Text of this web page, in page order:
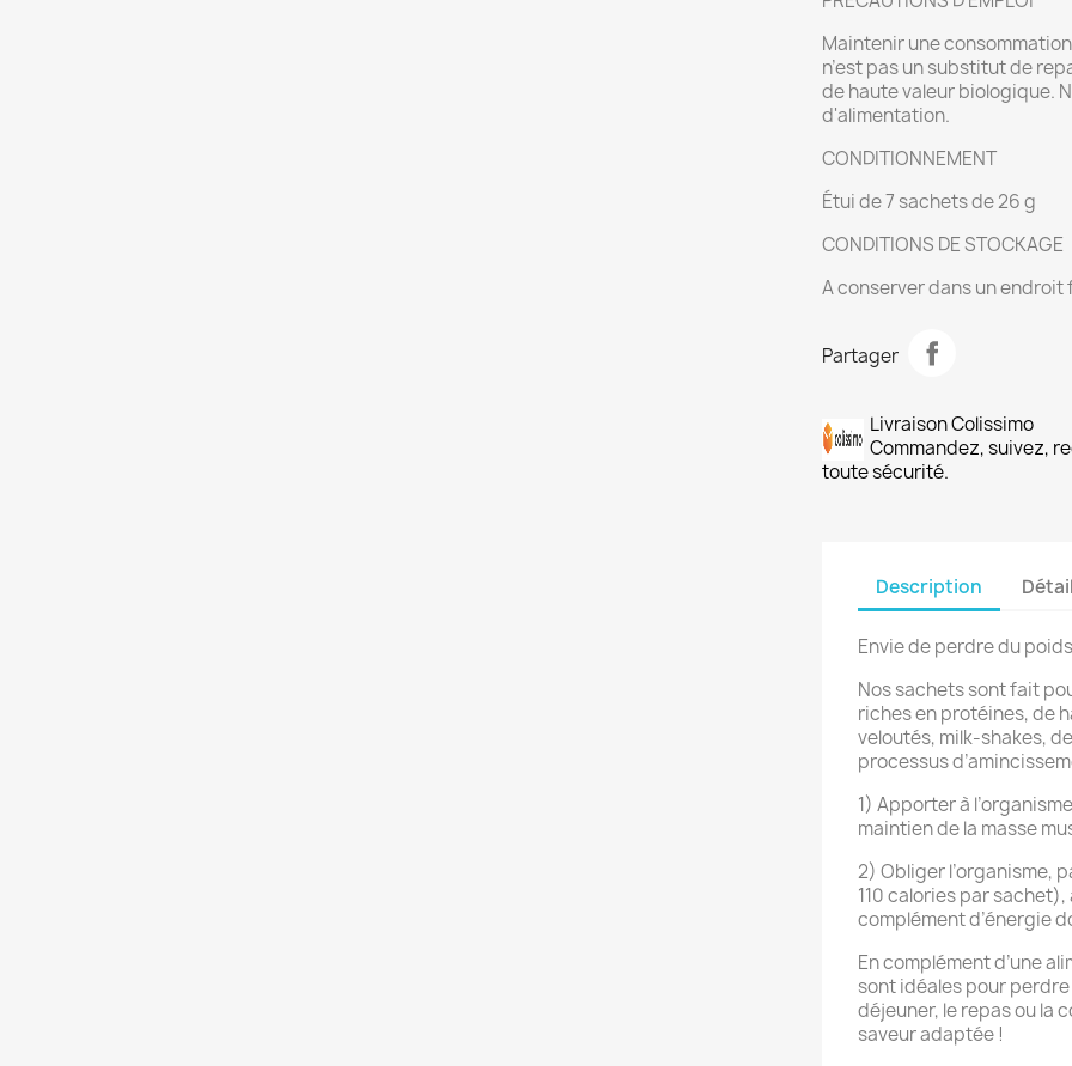
Maintenir une
n’est pas un substitut de
de haute valeur biologique.
d'alimentation.
CONDITIONNEMENT
Étui de 7 sachets de 26 g
CONDITIONS DE STOCKAGE
A conserver dans un endroit
Partager
Livraison Colissimo
Commandez, suivez,
toute sécurité.
Description
Envie de perdre du
Nos sachets sont fait
riches en protéines, de
veloutés, milk-shakes,
processus
1) Apporter à
maintien de la masse
2) Obliger l’organisme,
110 calories par
complément d’énergie
En complément d’une
sont idéales pour
déjeuner, le repas ou la
saveur adaptée !